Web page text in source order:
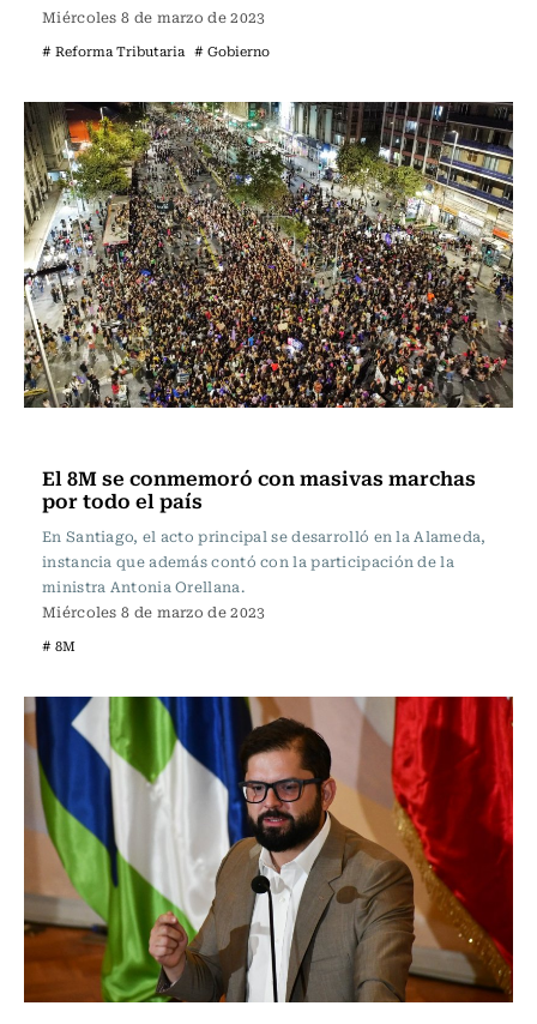
Miércoles 8 de marzo de 2023
# Reforma Tributaria # Gobierno
El 8M se conmemoró con masivas marchas
por todo el país
En Santiago, el acto principal se desarrolló en la Alameda,
instancia que además contó con la participación de la
ministra Antonia Orellana.
Miércoles 8 de marzo de 2023
# 8M